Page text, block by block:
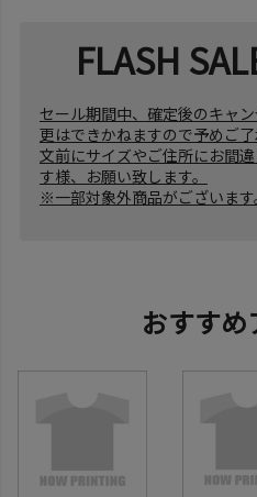
FLASH
セール期間中、確定後のキャ
更はできかねますので予めご
文前にサイズやご住所にお間
す様、お願い致します。
※一部対象外商品がございます
おすすめ